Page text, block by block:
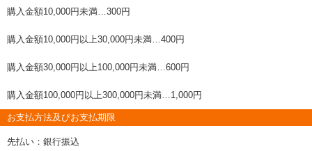
購入金額10,000円未満…300円
購入金額10,000円以上30,000円未満…400円
購入金額30,000円以上100,000円未満…600円
購入金額100,000円以上300,000円未満…1,000円
お支払方法及びお支払期限
先払い：銀行振込